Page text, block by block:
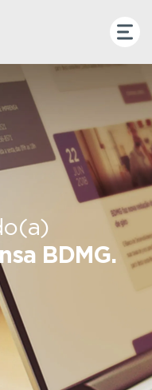
BDMG.